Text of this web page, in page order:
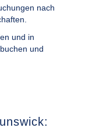
nach
und in
und